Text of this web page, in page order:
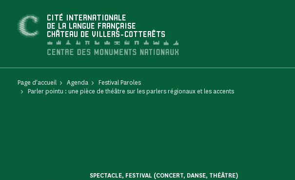
CITÉ INTERNATIONALE
DE LA LANGUE FRANÇAISE
CHÂTEAU DE VILLERS-COTTERÊTS
Page d'accueil Agenda
Festival Paroles
Parler pointu : une pièce de théâtre sur les parlers régionaux et les accents
SPECTACLE, FESTIVAL (CONCERT, DANSE, THÉÂTRE)